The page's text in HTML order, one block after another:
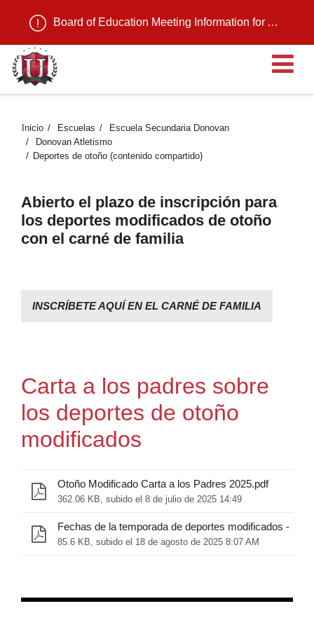
Board of Education Meeting Information for August 11, 2026
Inicio Escuelas
Escuela Secundaria Donovan
Donovan Atletismo
Deportes de otoño (contenido compartido)
Abierto el plazo de inscripción para
los deportes modificados de otoño
con el carné de familia
INSCRÍBETE AQUÍ EN EL CARNÉ DE FAMILIA
Carta a los padres sobre
los deportes de otoño
modificados
Otoño Modificado Carta a los Padres 2025.pdf
362.06 KB, subido el 8 de julio de 2025 14:49
Fechas de la temporada de deportes modificados -
85.6 KB, subido el 18 de agosto de 2025 8:07 AM